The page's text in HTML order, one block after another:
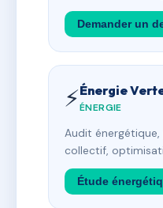
Demander un
⚡Énergie
ÉNERGIE
Audit
collectif,
Étude